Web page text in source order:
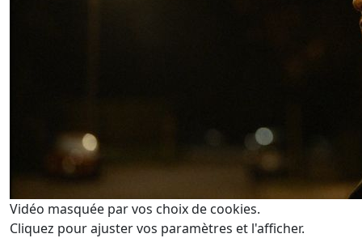
Vidéo masquée par vos choix de cookies.
Cliquez pour ajuster vos paramètres et l'afficher.